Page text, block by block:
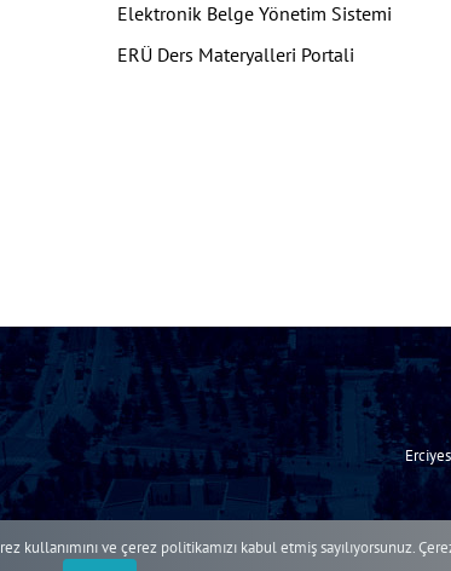
Elektronik Belge Yönetim Sistemi
ERÜ Ders Materyalleri Portali
ve çerez politikamızı kabul etmiş sayılıyorsunuz.